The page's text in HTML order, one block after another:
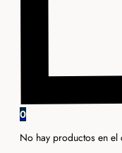
0
No hay productos en el